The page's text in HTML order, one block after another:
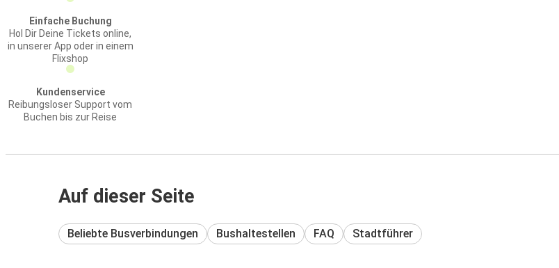
Einfache Buchung
Hol Dir Deine Tickets online,
in unserer App oder in einem
Flixshop
Kundenservice
Reibungsloser Support vom
Buchen bis zur Reise
Auf dieser Seite
Beliebte Busverbindungen Bushaltestellen FAQ Stadtführer